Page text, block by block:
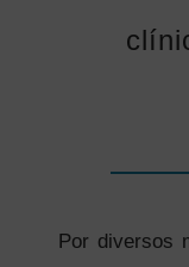
Por diversos